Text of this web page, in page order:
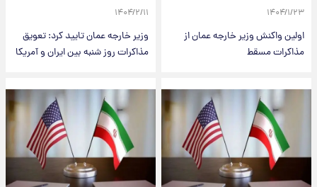
۱۴۰۴/۱/۲۳
اولین واکنش وزیر خارجه عمان از
مذاکرات مسقط
۱۴۰۴/۲/۱۱
وزیر خارجه عمان تایید کرد: تعویق
مذاکرات روز شنبه بین ایران و آمریکا